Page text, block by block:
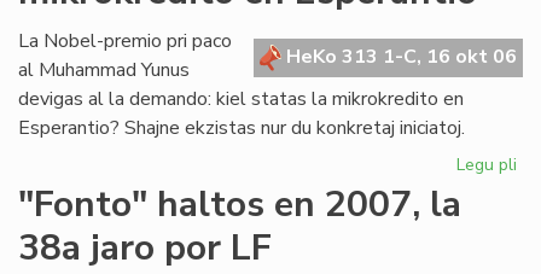
HeKo 313 1-C, 16 okt 06
La Nobel-premio pri paco
al Muhammad Yunus
devigas al la demando: kiel statas la mikrokredito en
Esperantio? Shajne ekzistas nur du konkretaj iniciatoj.
Legu pli
"Fonto" haltos en 2007, la
38a jaro por LF